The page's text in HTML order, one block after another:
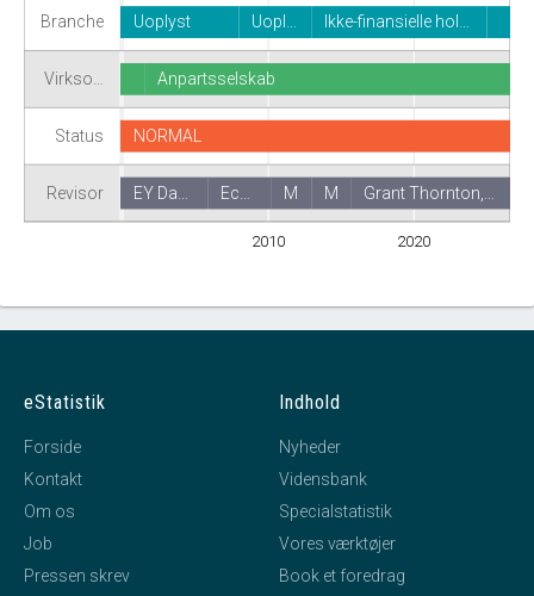
Branche
Virkso…
Status
Revisor
2010 2020
Uoplyst Uopl… Ikke-finansielle hol…
Anpartsselskab
NORMAL
EY Da… Grant Thornton,…
M
Ec… M
eStatistik
Forside
Kontakt
Om os
Job
Pressen skrev
Indhold
Nyheder
Vidensbank
Specialstatistik
Vores værktøjer
Book et foredrag